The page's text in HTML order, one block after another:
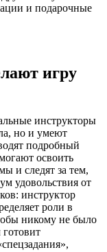
и подарочные
игру
инструкторы
но и умеют
подробный
освоить
и следят за тем,
удовольствия от
инструктор
роли в
никому не было